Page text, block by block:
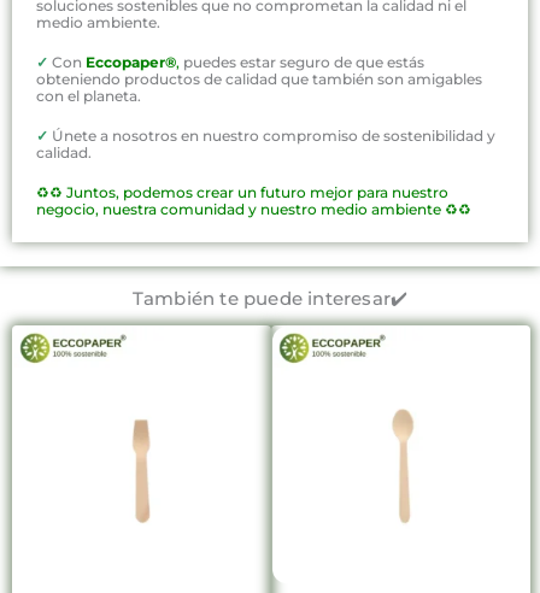
soluciones sostenibles que no comprometan la calidad ni el
medio ambiente.
✓ Con Eccopaper®, puedes estar seguro de que estás
obteniendo productos de calidad que también son amigables
con el planeta.
✓ Únete a nosotros en nuestro compromiso de sostenibilidad y
calidad.
♻️♻️ Juntos, podemos crear un futuro mejor para nuestro
negocio, nuestra comunidad y nuestro medio ambiente ♻️♻️
También te puede interesar✔️